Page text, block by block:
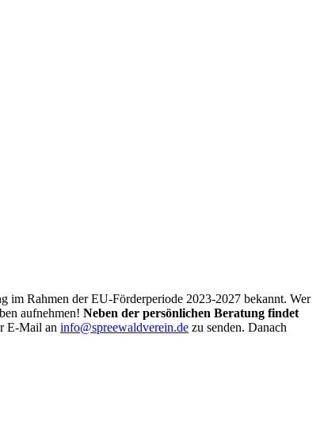
Rahmen der EU-Förderperiode 2023-2027 bekannt. Wer
aufnehmen! Neben der persönlichen Beratung findet
E-Mail an info@spreewaldverein.de zu senden. Danach